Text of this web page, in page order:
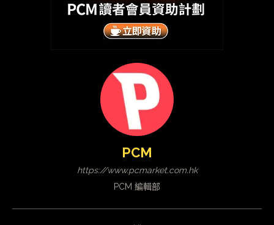
PCM
https://www.pcmarket.com.hk
PCM 編輯部